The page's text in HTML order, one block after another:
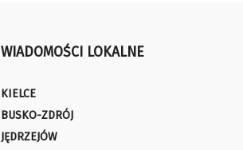
WIADOMOŚCI LOKALNE
KIELCE
BUSKO-ZDRÓJ
JĘDRZEJÓW